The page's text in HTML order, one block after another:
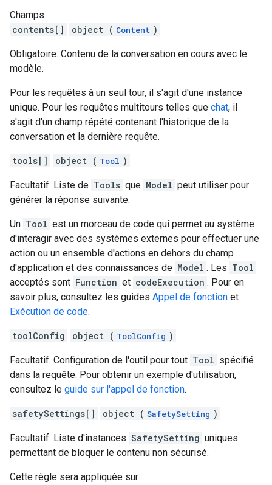
Champs
contents[]
object ( Content )
Obligatoire. Contenu de la conversation en cours avec le
modèle.
Pour les requêtes à un seul tour, il s'agit d'une instance
unique. Pour les requêtes multitours telles que chat, il
s'agit d'un champ répété contenant l'historique de la
conversation et la dernière requête.
tools[] object ( Tool )
Facultatif. Liste de Tools que Model peut utiliser pour
générer la réponse suivante.
Un Tool est un morceau de code qui permet au système
d'interagir avec des systèmes externes pour effectuer une
action ou un ensemble d'actions en dehors du champ
d'application et des connaissances de Model . Les Tool
acceptés sont Function et codeExecution . Pour en
savoir plus, consultez les guides Appel de fonction et
Exécution de code.
toolConfig object ( ToolConfig )
Facultatif. Configuration de l'outil pour tout Tool spécifié
dans la requête. Pour obtenir un exemple d'utilisation,
consultez le guide sur l'appel de fonction.
safetySettings[] object ( SafetySetting )
Facultatif. Liste d'instances SafetySetting uniques
permettant de bloquer le contenu non sécurisé.
Cette règle sera appliquée sur